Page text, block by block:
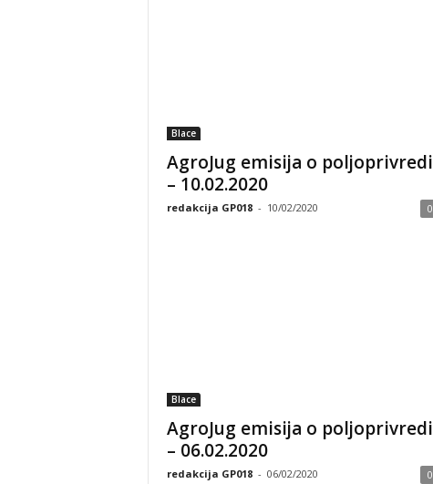
Blace
AgroJug emisija o poljoprivredi
– 10.02.2020
redakcija GP018 - 10/02/2020 0
Blace
AgroJug emisija o poljoprivredi
– 06.02.2020
redakcija GP018 - 06/02/2020 0